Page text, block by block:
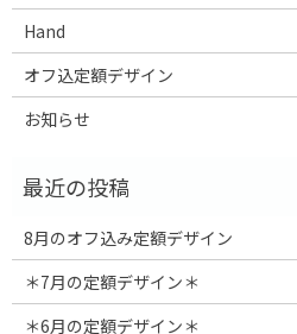
Hand
オフ込定額デザイン
お知らせ
8月のオフ込み定額デザイン
＊7月の定額デザイン＊
＊6月の定額デザイン＊